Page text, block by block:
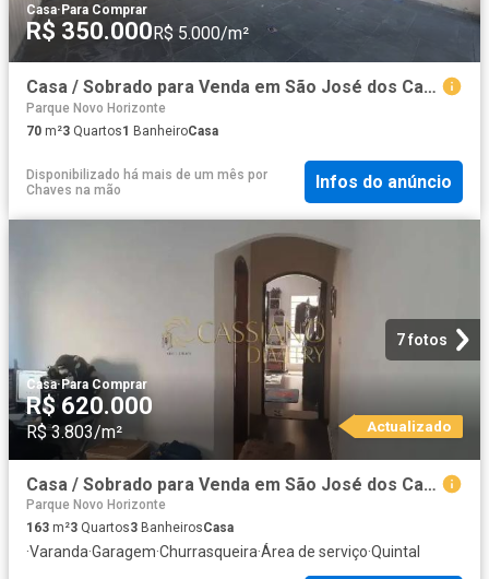
Casa· Para Comprar
R$ 350.000R$ 5.000/m²
Casa / Sobrado para Venda em São José dos Campos/SP Jardim Pararangaba 3 Quartos
Parque Novo Horizonte
70 m²3 Quartos1 BanheiroCasa
Disponibilizado há mais de um mês por
Chaves na mão
Infos do anúncio
7 fotos
Casa·Para Comprar
R$ 620.000
R$ 3.803/m² Actualizado
Casa / Sobrado para Venda em São José dos Campos/SP Vila Tesouro 3 Quartos
Parque Novo Horizonte
163 m²3 Quartos3 BanheirosCasa
·Varanda·Garagem·Churrasqueira·Área de serviço·Quintal